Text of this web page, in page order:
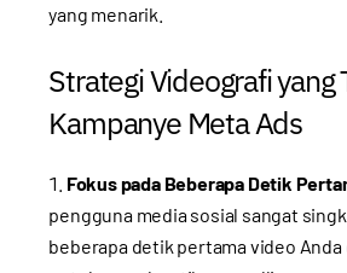
yang menarik.
Strategi Videografi yang
Kampanye Meta Ads
Fokus pada Beberapa Detik
pengguna media sosial sangat
beberapa detik pertama video